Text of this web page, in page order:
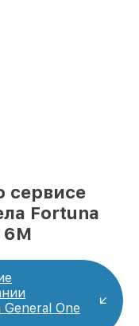
сервисе
Fortuna
6M
One